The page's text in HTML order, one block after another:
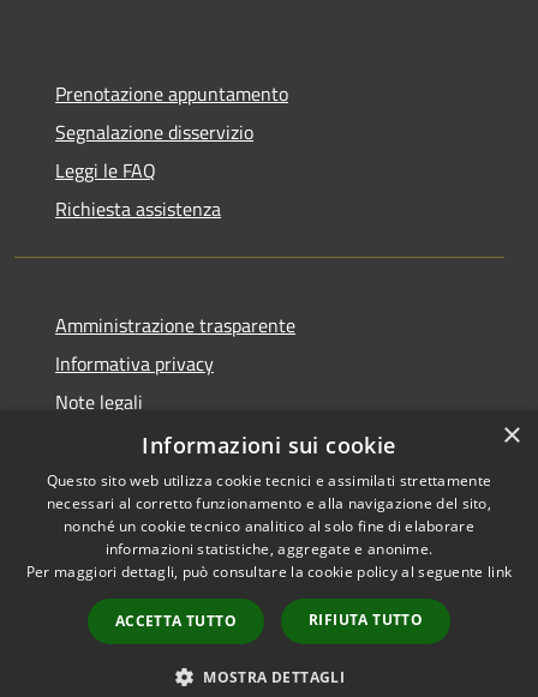
Prenotazione appuntamento
Segnalazione disservizio
Leggi le FAQ
Richiesta assistenza
Amministrazione trasparente
Informativa privacy
Note legali
Dichiarazione di accessibilità
RSS
Copyright © 2026 • Città di
Municipium•
Accesso
redazione
×
Informazioni sui cookie
Questo sito web utilizza cookie tecnici e assimilati strettamente
necessari al corretto funzionamento e alla navigazione del sito,
nonché un cookie tecnico analitico al solo fine di elaborare
informazioni statistiche, aggregate e anonime.
Per maggiori dettagli, può consultare la cookie policy al seguente link
ACCETTA TUTTO RIFIUTA TUTTO
MOSTRA DETTAGLI